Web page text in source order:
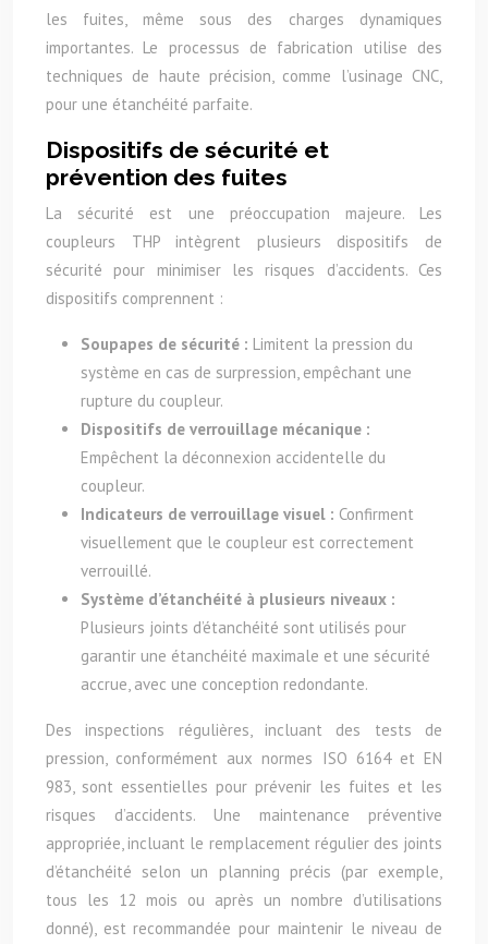
les fuites, même sous des charges dynamiques
importantes. Le processus de fabrication utilise des
techniques de haute précision, comme l’usinage CNC,
pour une étanchéité parfaite.
Dispositifs de sécurité et
prévention des fuites
La sécurité est une préoccupation majeure. Les
coupleurs THP intègrent plusieurs dispositifs de
sécurité pour minimiser les risques d’accidents. Ces
dispositifs comprennent :
Soupapes de sécurité : Limitent la pression du
système en cas de surpression, empêchant une
rupture du coupleur.
Dispositifs de verrouillage mécanique :
Empêchent la déconnexion accidentelle du
coupleur.
Indicateurs de verrouillage visuel : Confirment
visuellement que le coupleur est correctement
verrouillé.
Système d’étanchéité à plusieurs niveaux :
Plusieurs joints d’étanchéité sont utilisés pour
garantir une étanchéité maximale et une sécurité
accrue, avec une conception redondante.
Des inspections régulières, incluant des tests de
pression, conformément aux normes ISO 6164 et EN
983, sont essentielles pour prévenir les fuites et les
risques d’accidents. Une maintenance préventive
appropriée, incluant le remplacement régulier des joints
d’étanchéité selon un planning précis (par exemple,
tous les 12 mois ou après un nombre d’utilisations
donné), est recommandée pour maintenir le niveau de